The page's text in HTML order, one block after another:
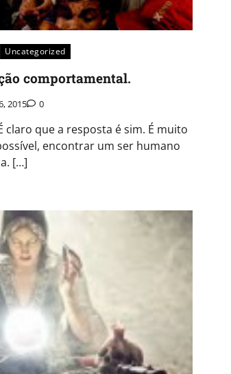
Uncategorized
comportamental.
2015 0
claro que a resposta é sim. É muito
encontrar um ser humano
[…]